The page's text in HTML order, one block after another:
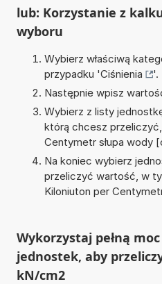
lub: Korzystanie z
wyboru
Wybierz właściwą
przypadku 'Ciśnienia
'.
Następnie wpisz
Wybierz z listy
którą chcesz
Centymetr słupa wody
Na koniec wybierz
przeliczyć wartość, w
Kiloniuton per
Wykorzystaj pełną
jednostek, aby
kN/cm2